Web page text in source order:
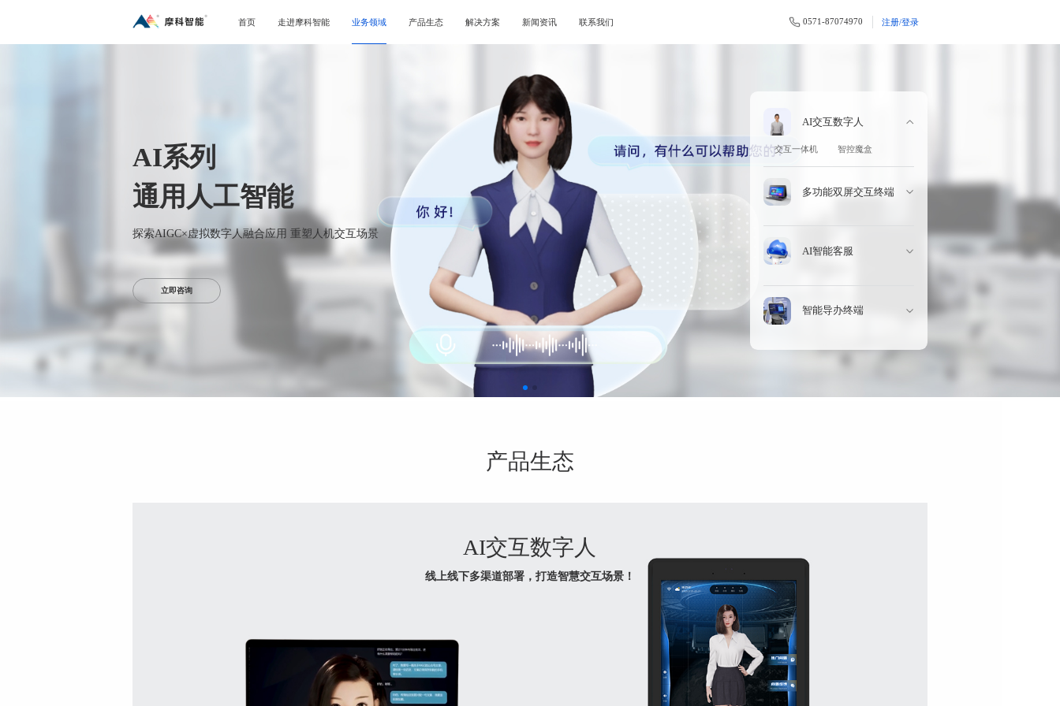
首页 走进摩科智能 业务领域 产品生态 解决方案 新闻资讯 联系我们 0571-87074970 注册/登录
AI系列
通用人工智能
探索AIGC×虚拟数字人融合应用 重塑人机交互场景
立即咨询
AI交互数字人
交互一体机 智控魔盒
多功能双屏交互终端
AI智能客服
智能导办终端
产品生态
AI交互数字人
线上线下多渠道部署，打造智慧交互场景！